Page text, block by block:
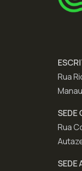
Rua
SEDE
Rua
SEDE